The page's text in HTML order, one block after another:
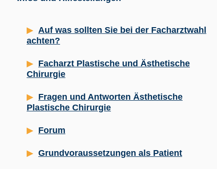
Auf was sollten Sie bei der Facharztwahl
achten?
Facharzt Plastische und Ästhetische
Chirurgie
Fragen und Antworten Ästhetische
Plastische Chirurgie
Forum
Grundvoraussetzungen als Patient